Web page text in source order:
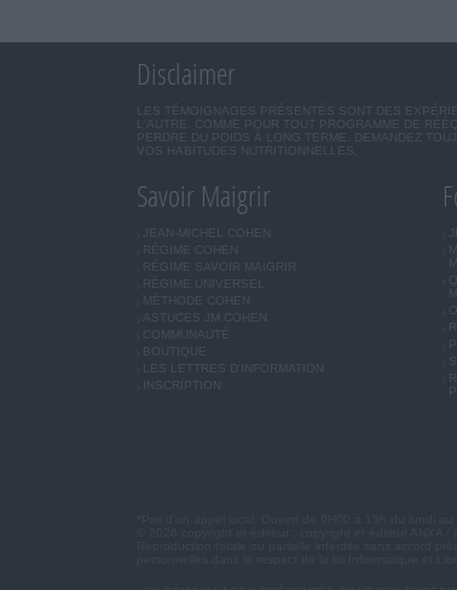
Disclaimer
LES TÉMOIGNAGES PRÉSENTÉS SONT DES
L'AUTRE. COMME POUR TOUT PROGRAMME DE
PERDRE DU POIDS À LONG TERME. DEMANDEZ
VOS HABITUDES NUTRITIONNELLES.
Savoir Maigrir
JEAN-MICHEL COHEN
RÉGIME COHEN
RÉGIME SAVOIR MAIGRIR
RÉGIME UNIVERSEL
MÉTHODE COHEN
ASTUCES JM COHEN
COMMUNAUTÉ
BOUTIQUE
LES LETTRES D'INFORMATION
INSCRIPTION